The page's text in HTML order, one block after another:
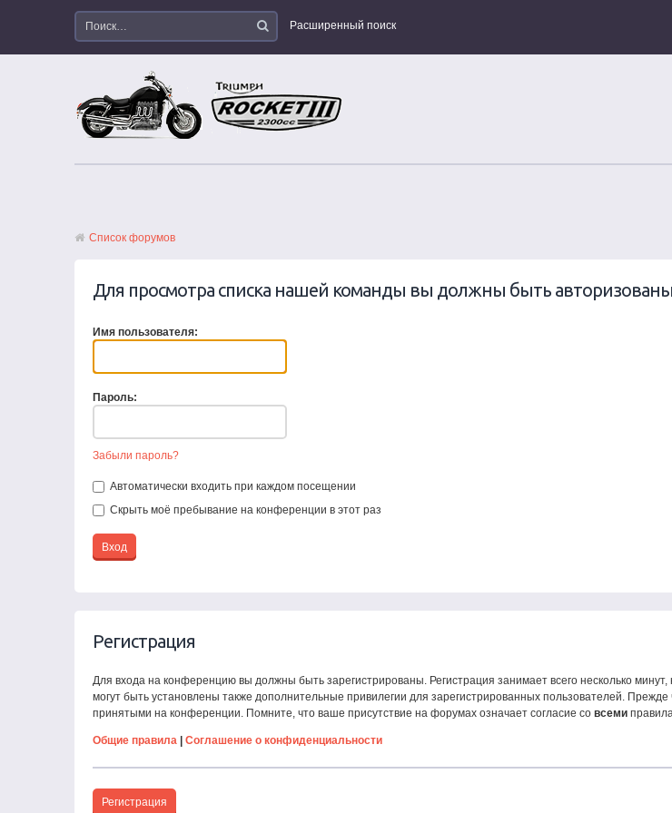
Расширенный поиск
Список форумов
Для просмотра списка нашей команды вы должны быть
Имя пользователя:
Пароль:
Забыли пароль?
Автоматически входить при каждом посещении
Скрыть моё пребывание на конференции в этот раз
Регистрация
Для входа на конференцию вы должны быть зарегистрированы. Регистрация занимает всего несколько
могут быть установлены также дополнительные привилегии для зарегистрированных пользователей.
принятыми на конференции. Помните, что ваше присутствие на форумах означает согласие со всеми
Общие правила Соглашение о конфиденциальности
Регистрация